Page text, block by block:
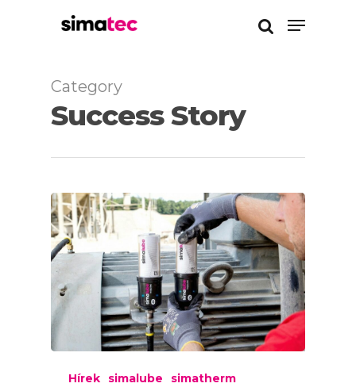
Enter a kereséshez
Category
Success Story
Hírek simalube
simatherm